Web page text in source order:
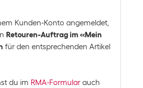
Kunden-Konto angemeldet,
Retouren-Auftrag im «Mein
für den entsprechenden Artikel
du im RMA-Formular auch